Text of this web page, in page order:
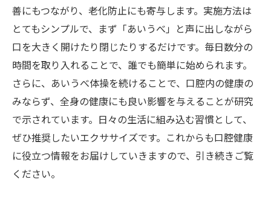
善にもつながり、老化防止にも寄与します。実施方法は
とてもシンプルで、まず「あいうべ」と声に出しながら
口を大きく開けたり閉じたりするだけです。毎日数分の
時間を取り入れることで、誰でも簡単に始められます。
さらに、あいうべ体操を続けることで、口腔内の健康の
みならず、全身の健康にも良い影響を与えることが研究
で示されています。日々の生活に組み込む習慣として、
ぜひ推奨したいエクササイズです。これからも口腔健康
に役立つ情報をお届けしていきますので、引き続きご覧
ください。